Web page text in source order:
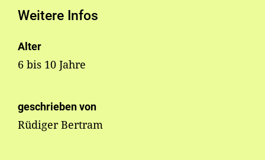
Weitere Infos
Alter
6 bis 10 Jahre
geschrieben von
Rüdiger Bertram